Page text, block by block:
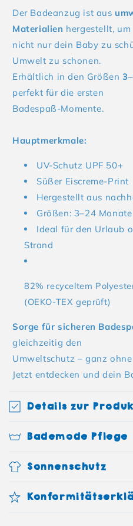
Der Badeanzug ist aus
Materialien hergestellt, um
nicht nur dein Baby zu
Umwelt zu schonen.
Erhältlich in den Größen
perfekt für die ersten
Badespaß-Momente.
Hauptmerkmale:
UV-Schutz UPF 50+
Süßer Eiscreme-Print
Hergestellt aus
Größen: 3–24 Monate
Ideal für den Urlaub
Strand
82% recyceltem
(OEKO-TEX geprüft)
Sorge für sicheren
gleichzeitig den
Umweltschutz – ganz
Jetzt entdecken und dein
Details zur
Bademode Pflege
Sonnenschutz